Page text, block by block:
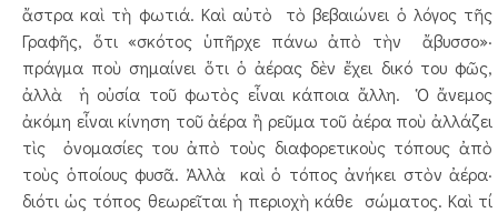
ἄστρα καὶ τὴ φωτιά. Καὶ αὐτὸ τὸ βεβαιώνει ὁ λόγος τῆς
Γραφῆς, ὅτι «σκότος ὑπῆρχε πάνω ἀπὸ τὴν ἄβυσσο»·
πράγμα ποὺ σημαίνει ὅτι ὁ ἀέρας δὲν ἔχει δικό του φῶς,
ἀλλὰ ἡ οὐσία τοῦ φωτὸς εἶναι κάποια ἄλλη. Ὁ ἄνεμος
ἀκόμη εἶναι κίνηση τοῦ ἀέρα ἢ ρεῦμα τοῦ ἀέρα ποὺ ἀλλάζει
τὶς ὀνομασίες του ἀπὸ τοὺς διαφορετικοὺς τόπους ἀπὸ
τοὺς ὁποίους φυσᾶ. Ἀλλὰ καὶ ὁ τόπος ἀνήκει στὸν ἀέρα·
διότι ὡς τόπος θεωρεῖται ἡ περιοχὴ κάθε σώματος. Καὶ τί